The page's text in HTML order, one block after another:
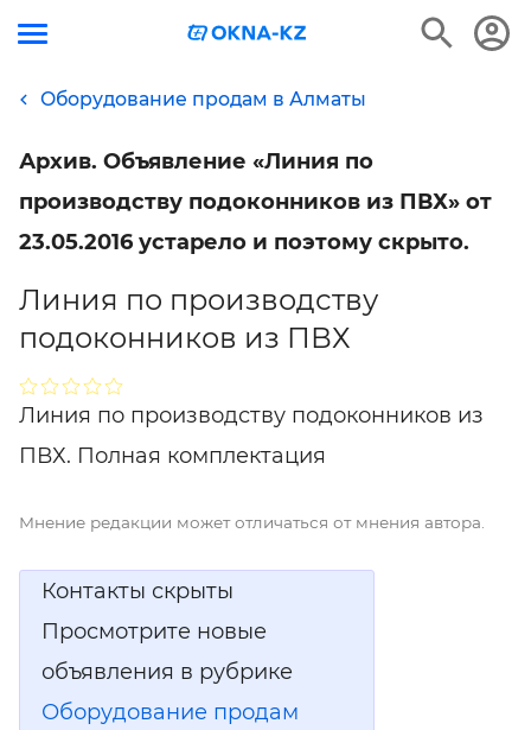
Оборудование продам в Алматы
Архив. Объявление «Линия по
производству подоконников из ПВХ» от
23.05.2016 устарело и поэтому скрыто.
Линия по производству
подоконников из ПВХ
Линия по производству подоконников из
ПВХ. Полная комплектация
Мнение редакции может отличаться от мнения автора.
Контакты скрыты
Просмотрите новые
объявления в рубрике
Оборудование продам